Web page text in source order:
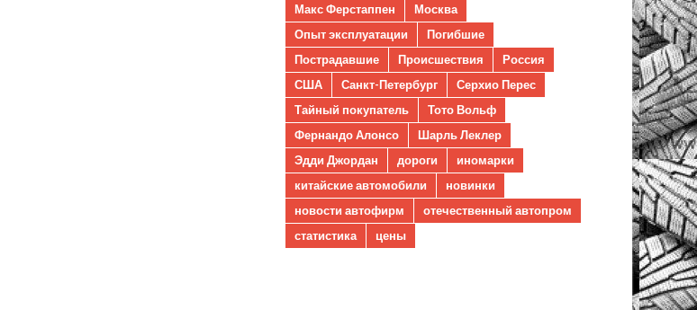
Макс Ферстаппен
Москва
Опыт эксплуатации
Погибшие
Пострадавшие
Происшествия
Россия
США
Санкт-Петербург
Серхио Перес
Тайный покупатель
Тото Вольф
Фернандо Алонсо
Шарль Леклер
Эдди Джордан
дороги
иномарки
китайские автомобили
новинки
новости автофирм
отечественный автопром
статистика
цены